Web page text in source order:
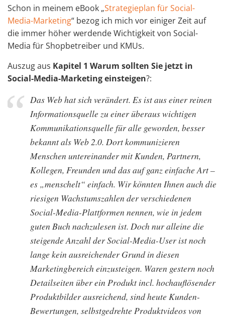
Schon in meinem eBook „Strategieplan für Social-
Media-Marketing“ bezog ich mich vor einiger Zeit auf
die immer höher werdende Wichtigkeit von Social-
Media für Shopbetreiber und KMUs.
Auszug aus Kapitel 1 Warum sollten Sie jetzt in
Social-Media-Marketing einsteigen?:
Das Web hat sich verändert. Es ist aus einer reinen
Informationsquelle zu einer überaus wichtigen
Kommunikationsquelle für alle geworden, besser
bekannt als Web 2.0. Dort kommunizieren
Menschen untereinander mit Kunden, Partnern,
Kollegen, Freunden und das auf ganz einfache Art –
es „menschelt“ einfach. Wir könnten Ihnen auch die
riesigen Wachstumszahlen der verschiedenen
Social-Media-Plattformen nennen, wie in jedem
guten Buch nachzulesen ist. Doch nur alleine die
steigende Anzahl der Social-Media-User ist noch
lange kein ausreichender Grund in diesen
Marketingbereich einzusteigen. Waren gestern noch
Detailseiten über ein Produkt incl. hochauflösender
Produktbilder ausreichend, sind heute Kunden-
Bewertungen, selbstgedrehte Produktvideos von